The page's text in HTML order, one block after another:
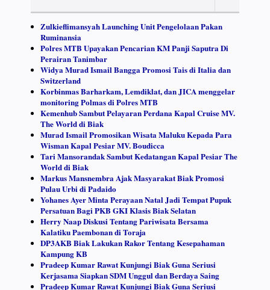
Zulkieflimansyah Launching Unit Pengelolaan Pakan
Ruminansia
Polres MTB Upayakan Pencarian KM Panji Saputra Di
Perairan Tanimbar
Widya Murad Ismail Bangga Promosi Tais di Italia dan
Switzerland
Korbinmas Barharkam, Lemdiklat, dan JICA menggelar
monitoring Polmas di Polres MTB
Kemenhub Sambut Pelayaran Perdana Kapal Cruise MV.
The World di Biak
Murad Ismail Promosikan Wisata Maluku Kepada Para
Wisman Kapal Pesiar MV. Boudicca
Tari Mansorandak Sambut Kedatangan Kapal Pesiar The
World di Biak
Markus Mansnembra Ajak Masyarakat Biak Promosi
Pulau Urbi di Padaido
Yohanes Ayer Minta Perayaan Natal Jadi Tempat Pupuk
Persatuan Bagi PKB GKI Klasis Biak Selatan
Herry Naap Diskusi Tentang Pariwisata Bersama
Kalatiku Paembonan di Toraja
DP3AKB Biak Lakukan Rakor Tentang Kesepahaman
Kampung KB
Pradeep Kumar Rawat Kunjungi Biak Guna Seriusi
Kerjasama Siapkan SDM Unggul dan Berdaya Saing
Pradeep Kumar Rawat Kunjungi Biak Guna Seriusi